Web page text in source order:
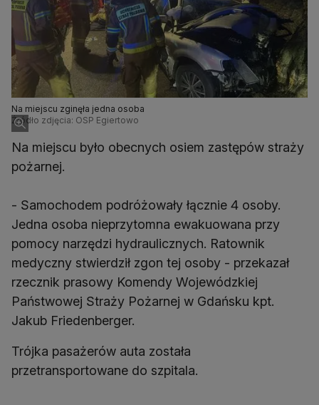
Na miejscu zginęła jedna osoba
Źródło zdjęcia: OSP Egiertowo
Na miejscu było obecnych osiem zastępów straży
pożarnej.
- Samochodem podróżowały łącznie 4 osoby.
Jedna osoba nieprzytomna ewakuowana przy
pomocy narzędzi hydraulicznych. Ratownik
medyczny stwierdził zgon tej osoby - przekazał
rzecznik prasowy Komendy Wojewódzkiej
Państwowej Straży Pożarnej w Gdańsku kpt.
Jakub Friedenberger.
Trójka pasażerów auta została
przetransportowane do szpitala.